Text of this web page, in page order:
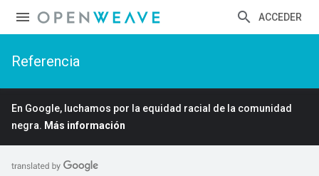
ACCEDER
Referencia
En Google, luchamos por la equidad racial de la comunidad
negra. Más información